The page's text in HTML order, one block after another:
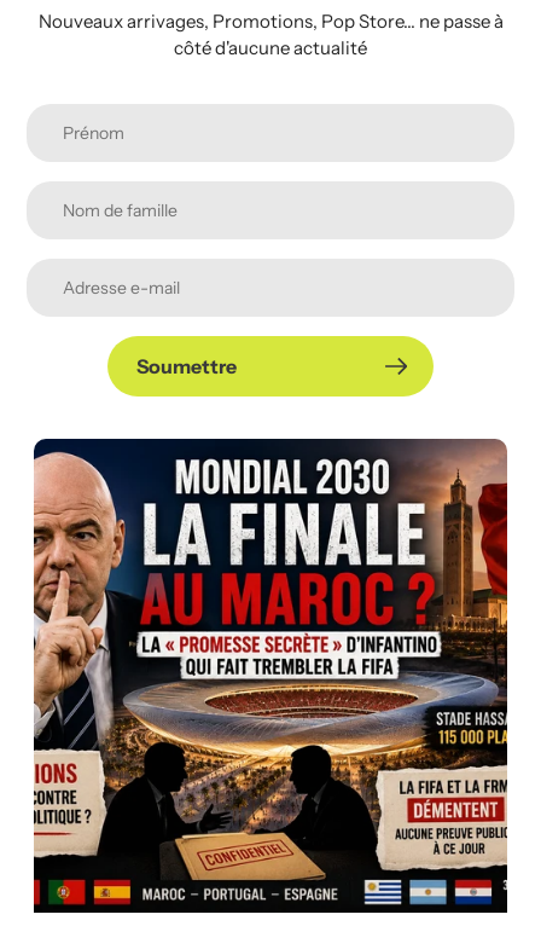
Nouveaux arrivages, Promotions, Pop Store... ne passe à
côté d'aucune actualité
Soumettre